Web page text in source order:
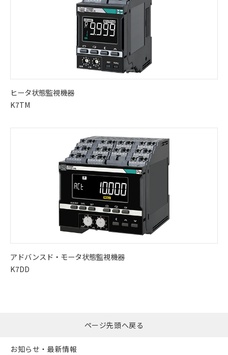
ヒータ状態監視機器
K7TM
アドバンスド・ モータ状態監視機器
K7DD
ページ先頭へ戻る
お知らせ・最新情報